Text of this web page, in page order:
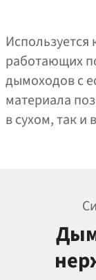
работающих
дымоходов с
материала
в сухом, так